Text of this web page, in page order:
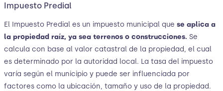
Impuesto Predial
El Impuesto Predial es un impuesto municipal que se aplica a
la propiedad raíz, ya sea terrenos o construcciones. Se
calcula con base al valor catastral de la propiedad, el cual
es determinado por la autoridad local. La tasa del impuesto
varía según el municipio y puede ser influenciada por
factores como la ubicación, tamaño y uso de la propiedad.